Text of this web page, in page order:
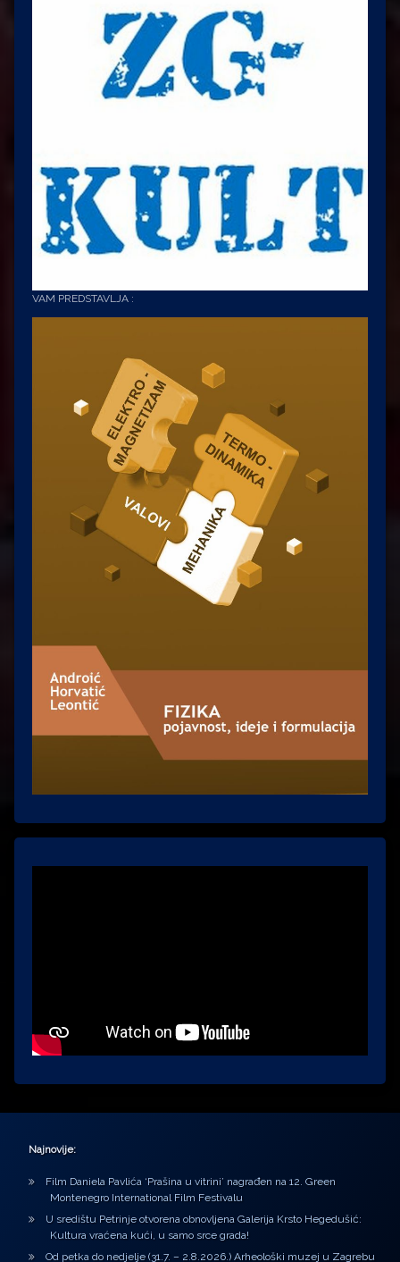
VAM PREDSTAVLJA :
Najnovije:
Film Daniela Pavlića ‘Prašina u vitrini’ nagrađen na 12. Green
Montenegro International Film Festivalu
U središtu Petrinje otvorena obnovljena Galerija Krsto Hegedušić:
Kultura vraćena kući, u samo srce grada!
Od petka do nedjelje (31.7. – 2.8.2026.) Arheološki muzej u Zagrebu